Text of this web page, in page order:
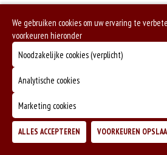
We gebruiken cookies om uw ervaring te
voorkeuren hieronder
Noodzakelijke cookies (verplicht)
Analytische cookies
Marketing cookies
ALLES ACCEPTEREN VOORKEUREN